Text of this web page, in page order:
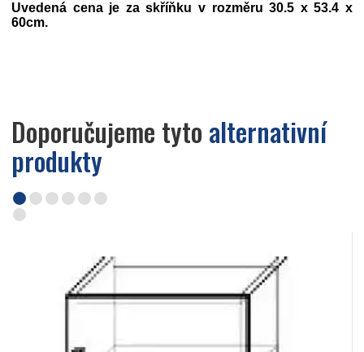
Uvedená cena je za skříňku v rozměru 30.5 x 53.4 x
60cm.
Doporučujeme tyto alternativní
produkty